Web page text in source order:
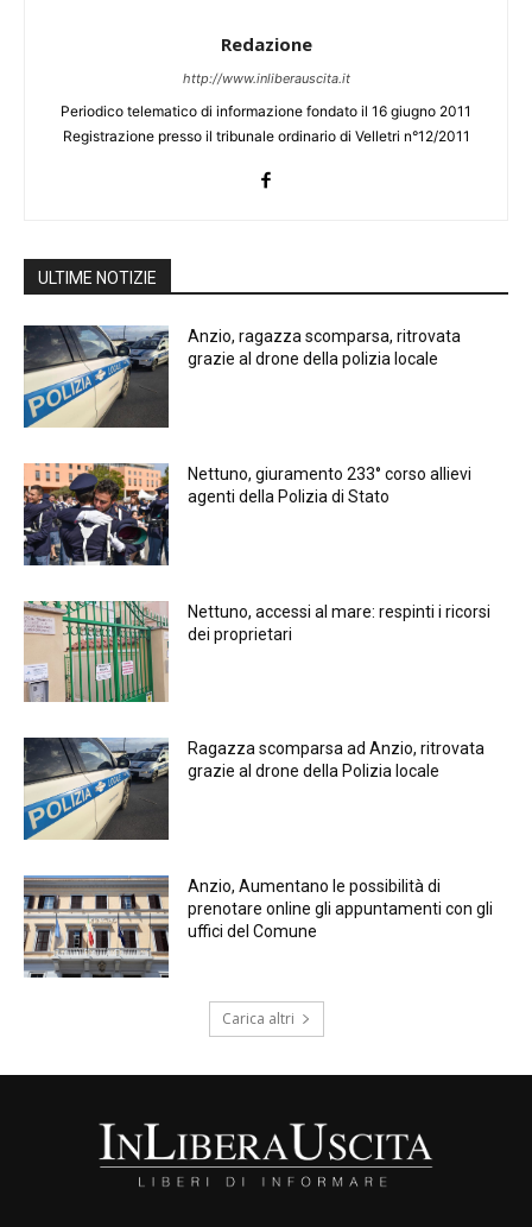
Redazione
http://www.inliberauscita.it
Periodico telematico di informazione fondato il 16 giugno 2011
Registrazione presso il tribunale ordinario di Velletri n°12/2011
ULTIME NOTIZIE
Anzio, ragazza scomparsa, ritrovata
grazie al drone della polizia locale
Nettuno, giuramento 233° corso allievi
agenti della Polizia di Stato
Nettuno, accessi al mare: respinti i ricorsi
dei proprietari
Ragazza scomparsa ad Anzio, ritrovata
grazie al drone della Polizia locale
Anzio, Aumentano le possibilità di
prenotare online gli appuntamenti con gli
uffici del Comune
Carica altri